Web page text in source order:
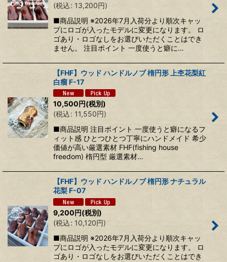
(税込: 13,200円)
■商品説明 ※2026年7月入荷分より順次キャッ
プにロゴが入ったモデルに変更になります。 ロ
ゴあり・ロゴなしをお選びいただくことはでき
ません。 注目ポイント 一度使うと癖に…
【FHF】ウッド ハンドルノブ 楕円形 上杢花梨紅
白瘤 F-17
10,500円(税別)
(税込: 11,550円)
■商品説明 注目ポイント 一度使うと癖になるフ
ィット感 ひとつひとつ丁寧にハンドメイド 希少
価値が高い厳選素材 FHF(fishing house
freedom) 楕円型 厳選素材…
【FHF】ウッド ハンドルノブ 楕円形 ナチュラル
花梨 F-07
9,200円(税別)
(税込: 10,120円)
■商品説明 ※2026年7月入荷分より順次キャッ
プにロゴが入ったモデルに変更になります。 ロ
ゴあり・ロゴなしをお選びいただくことはでき